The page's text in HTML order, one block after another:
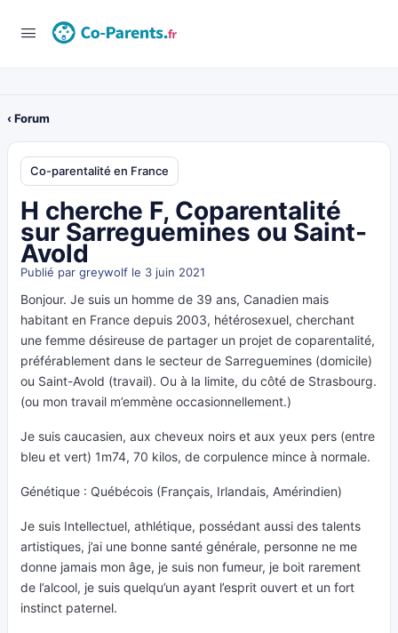
‹ Forum
Co-parentalité en France
H cherche F, Coparentalité
sur Sarreguemines ou Saint-
Avold
Publié par greywolf le 3 juin 2021
Bonjour. Je suis un homme de 39 ans, Canadien mais
habitant en France depuis 2003, hétérosexuel, cherchant
une femme désireuse de partager un projet de coparentalité,
préférablement dans le secteur de Sarreguemines (domicile)
ou Saint-Avold (travail). Ou à la limite, du côté de Strasbourg.
(ou mon travail m’emmène occasionnellement.)
Je suis caucasien, aux cheveux noirs et aux yeux pers (entre
bleu et vert) 1m74, 70 kilos, de corpulence mince à normale.
Génétique : Québécois (Français, Irlandais, Amérindien)
Je suis Intellectuel, athlétique, possédant aussi des talents
artistiques, j’ai une bonne santé générale, personne ne me
donne jamais mon âge, je suis non fumeur, je boit rarement
de l’alcool, je suis quelqu’un ayant l’esprit ouvert et un fort
instinct paternel.